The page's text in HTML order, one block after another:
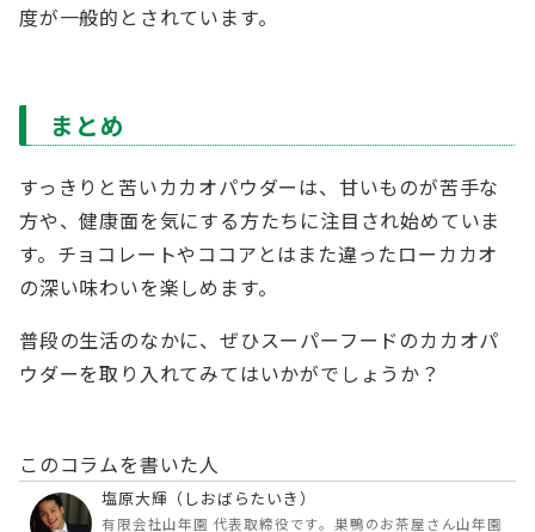
度が一般的とされています。
まとめ
すっきりと苦いカカオパウダーは、甘いものが苦手な
方や、健康面を気にする方たちに注目され始めていま
す。チョコレートやココアとはまた違ったローカカオ
の深い味わいを楽しめます。
普段の生活のなかに、ぜひスーパーフードのカカオパ
ウダーを取り入れてみてはいかがでしょうか？
このコラムを書いた人
塩原大輝（しおばらたいき）
有限会社山年園 代表取締役です。巣鴨のお茶屋さん山年園